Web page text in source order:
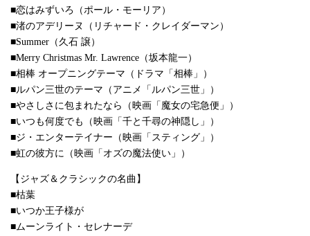
■恋はみずいろ（ポール・モーリア）
■渚のアデリーヌ（リチャード・クレイダーマン）
■Summer（久石 譲）
■Merry Christmas Mr. Lawrence（坂本龍一）
■相棒 オープニングテーマ（ドラマ「相棒」）
■ルパン三世のテーマ（アニメ「ルパン三世」）
■やさしさに包まれたなら（映画「魔女の宅急便」）
■いつも何度でも（映画「千と千尋の神隠し」）
■ジ・エンターテイナー（映画「スティング」）
■虹の彼方に（映画「オズの魔法使い」）
【ジャズ＆クラシックの名曲】
■枯葉
■いつか王子様が
■ムーンライト・セレナーデ